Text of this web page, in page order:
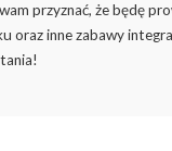
przyznać, że będę
oraz inne zabawy